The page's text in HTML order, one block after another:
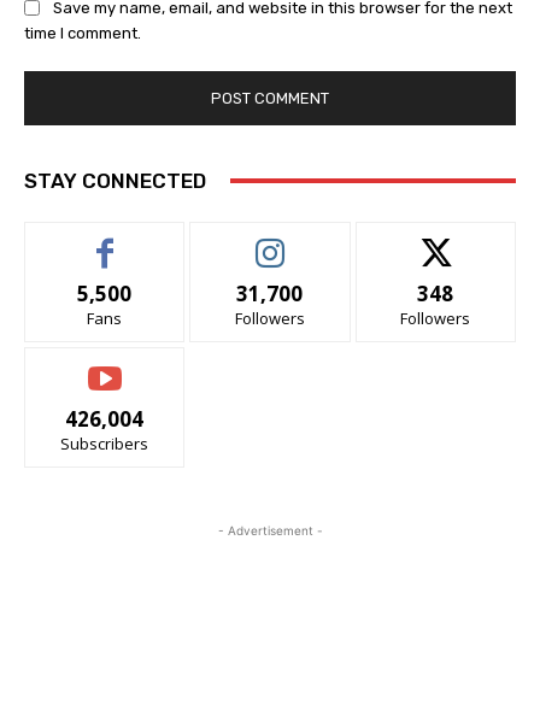
Save my name, email, and website in this browser for the next
time I comment.
STAY CONNECTED
5,500
Fans
31,700
Followers
348
Followers
426,004
Subscribers
- Advertisement -